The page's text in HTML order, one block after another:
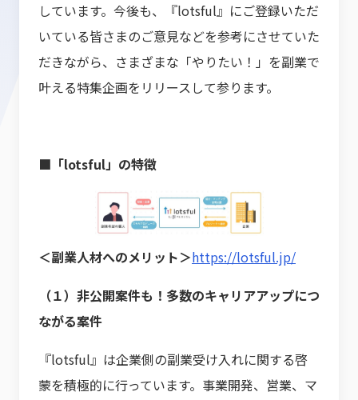
しています。今後も、『lotsful』にご登録いただ
いている皆さまのご意見などを参考にさせていた
だきながら、さまざまな「やりたい！」を副業で
叶える特集企画をリリースして参ります。
■「lotsful」の特徴
＜副業人材へのメリット＞https://lotsful.jp/
（１）非公開案件も！多数のキャリアアップにつ
ながる案件
『lotsful』は企業側の副業受け入れに関する啓
蒙を積極的に行っています。事業開発、営業、マ